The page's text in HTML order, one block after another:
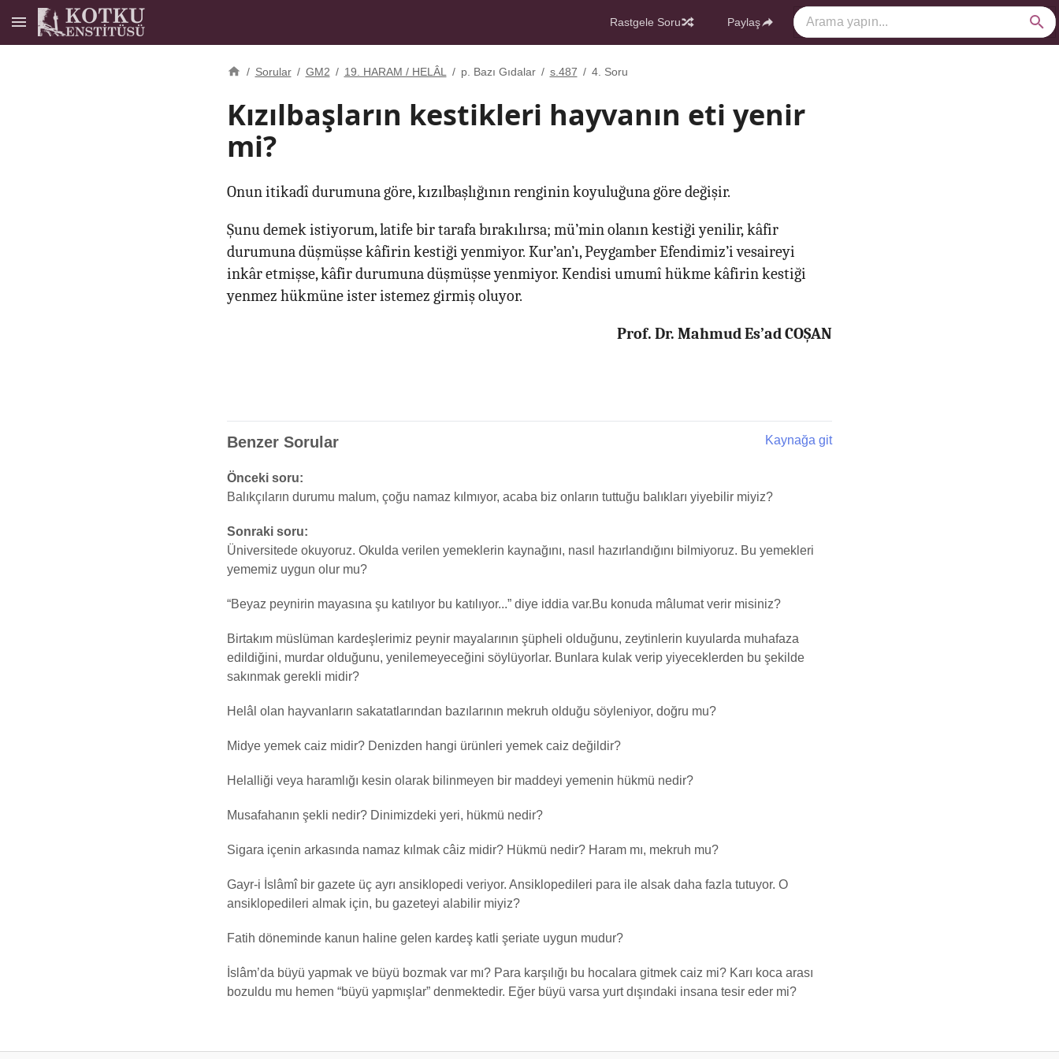
Rastgele Soru Paylaş
/ Sorular / GM2 / 19. HARAM / HELÂL / p. Bazı Gıdalar / s.487 / 4. Soru
Kızılbaşların kestikleri hayvanın eti yenir
mi?
Onun itikadî durumuna göre, kızılbaşlığının renginin koyuluğuna göre değişir.
Şunu demek istiyorum, latife bir tarafa bırakılırsa; mü’min olanın kestiği yenilir, kâfir
durumuna düşmüşse kâfirin kestiği yenmiyor. Kur’an’ı, Peygamber Efendimiz’i vesaireyi
inkâr etmişse, kâfir durumuna düşmüşse yenmiyor. Kendisi umumî hükme kâfirin kestiği
yenmez hükmüne ister istemez girmiş oluyor.
Prof. Dr. Mahmud Es’ad COŞAN
Benzer Sorular Kaynağa git
Önceki soru:
Balıkçıların durumu malum, çoğu namaz kılmıyor, acaba biz onların tuttuğu balıkları yiyebilir miyiz?
Sonraki soru:
Üniversitede okuyoruz. Okulda verilen yemeklerin kaynağını, nasıl hazırlandığını bilmiyoruz. Bu yemekleri
yememiz uygun olur mu?
“Beyaz peynirin mayasına şu katılıyor bu katılıyor...” diye iddia var.Bu konuda mâlumat verir misiniz?
Birtakım müslüman kardeşlerimiz peynir mayalarının şüpheli olduğunu, zeytinlerin kuyularda muhafaza
edildiğini, murdar olduğunu, yenilemeyeceğini söylüyorlar. Bunlara kulak verip yiyeceklerden bu şekilde
sakınmak gerekli midir?
Helâl olan hayvanların sakatatlarından bazılarının mekruh olduğu söyleniyor, doğru mu?
Midye yemek caiz midir? Denizden hangi ürünleri yemek caiz değildir?
Helalliği veya haramlığı kesin olarak bilinmeyen bir maddeyi yemenin hükmü nedir?
Musafahanın şekli nedir? Dinimizdeki yeri, hükmü nedir?
Sigara içenin arkasında namaz kılmak câiz midir? Hükmü nedir? Haram mı, mekruh mu?
Gayr-i İslâmî bir gazete üç ayrı ansiklopedi veriyor. Ansiklopedileri para ile alsak daha fazla tutuyor. O
ansiklopedileri almak için, bu gazeteyi alabilir miyiz?
Fatih döneminde kanun haline gelen kardeş katli şeriate uygun mudur?
İslâm’da büyü yapmak ve büyü bozmak var mı? Para karşılığı bu hocalara gitmek caiz mi? Karı koca arası
bozuldu mu hemen “büyü yapmışlar” denmektedir. Eğer büyü varsa yurt dışındaki insana tesir eder mi?